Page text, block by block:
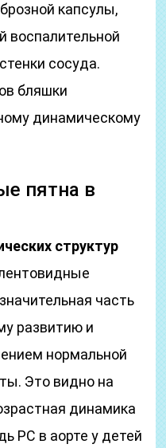
капсулы,
воспалительной
сосуда.
бляшки
динамическому
пятна в
структур
часть
развитию и
нормальной
Это видно на
динамика
PC в аорте у детей